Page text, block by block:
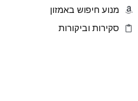
מנוע חיפוש באמזון
סקירות וביקורות